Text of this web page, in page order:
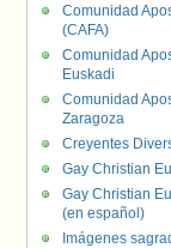
Comunidad
(CAFA)
Comunidad
Euskadi
Comunidad
Zaragoza
Creyentes
Gay Christian
Gay Christian
(en español)
Imágenes